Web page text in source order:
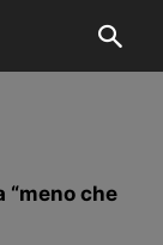
“meno che